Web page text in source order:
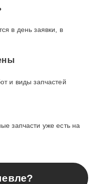
в день заявки, в
и виды запчастей
запчасти уже есть на